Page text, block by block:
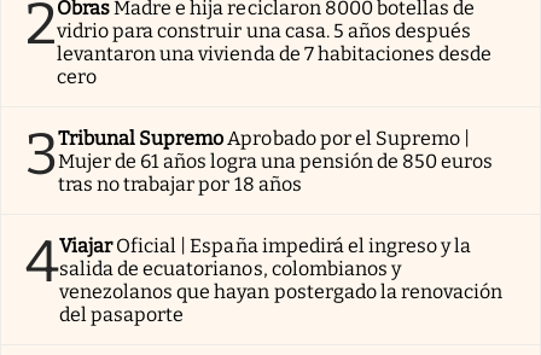
2ObrasMadre e hija reciclaron 8000 botellas de
vidrio para construir una casa. 5 años después
levantaron una vivienda de 7 habitaciones desde
cero
3Tribunal Supremo Aprobado por el Supremo |
Mujer de 61 años logra una pensión de 850 euros
tras no trabajar por 18 años
4Viajar Oficial | España impedirá el ingreso y la
salida de ecuatorianos, colombianos y
venezolanos que hayan postergado la renovación
del pasaporte